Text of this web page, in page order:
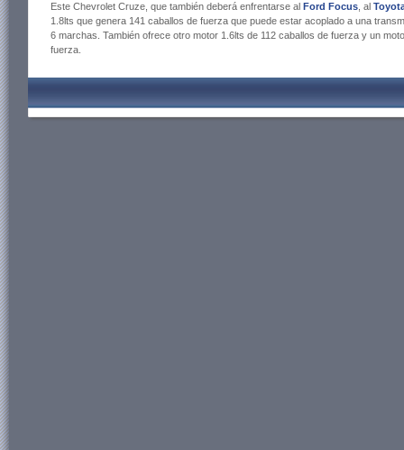
Este Chevrolet Cruze, que también deberá enfrentarse al Ford Focus , al
1.8lts que genera 141 caballos de fuerza que puede estar acoplado a una
6 marchas. También ofrece otro motor 1.6lts de 112 caballos de fuerza y un
fuerza.